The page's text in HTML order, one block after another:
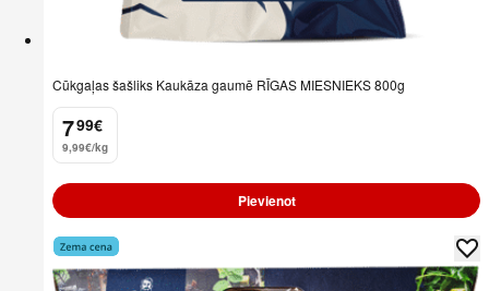
Cūkgaļas šašliks Kaukāza gaumē RĪGAS MIESNIEKS 800g
7
. 99€
9,99€/kg
Pievienot